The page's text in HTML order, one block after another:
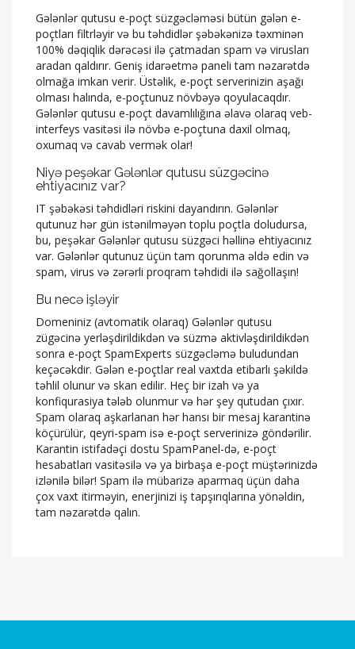
Gələnlər qutusu e-poçt süzgəcləməsi bütün gələn e-
poçtları filtrləyir və bu təhdidlər şəbəkənizə təxminən
100% dəqiqlik dərəcəsi ilə çatmadan spam və virusları
aradan qaldırır. Geniş idarəetmə paneli tam nəzarətdə
olmağa imkan verir. Üstəlik, e-poçt serverinizin aşağı
olması halında, e-poçtunuz növbəyə qoyulacaqdır.
Gələnlər qutusu e-poçt davamlılığına əlavə olaraq veb-
interfeys vasitəsi ilə növbə e-poçtuna daxil olmaq,
oxumaq və cavab vermək olar!
Niyə peşəkar Gələnlər qutusu süzgəcinə
ehtiyacınız var?
IT şəbəkəsi təhdidləri riskini dayandırın. Gələnlər
qutunuz hər gün istənilməyən toplu poçtla doludursa,
bu, peşəkar Gələnlər qutusu süzgəci həllinə ehtiyacınız
var. Gələnlər qutunuz üçün tam qorunma əldə edin və
spam, virus və zərərli proqram təhdidi ilə sağollaşın!
Bu necə işləyir
Domeniniz (avtomatik olaraq) Gələnlər qutusu
zügəcinə yerləşdirildikdən və süzmə aktivləşdirildikdən
sonra e-poçt SpamExperts süzgəcləmə buludundan
keçəcəkdir. Gələn e-poçtlar real vaxtda etibarlı şəkildə
təhlil olunur və skan edilir. Heç bir izah və ya
konfiqurasiya tələb olunmur və hər şey qutudan çıxır.
Spam olaraq aşkarlanan hər hansı bir mesaj karantinə
köçürülür, qeyri-spam isə e-poçt serverinizə göndərilir.
Karantin istifadəçi dostu SpamPanel-də, e-poçt
hesabatları vasitəsilə və ya birbaşa e-poçt müştərinizdə
izlənilə bilər! Spam ilə mübarizə aparmaq üçün daha
çox vaxt itirməyin, enerjinizi iş tapşırıqlarına yönəldin,
tam nəzarətdə qalın.